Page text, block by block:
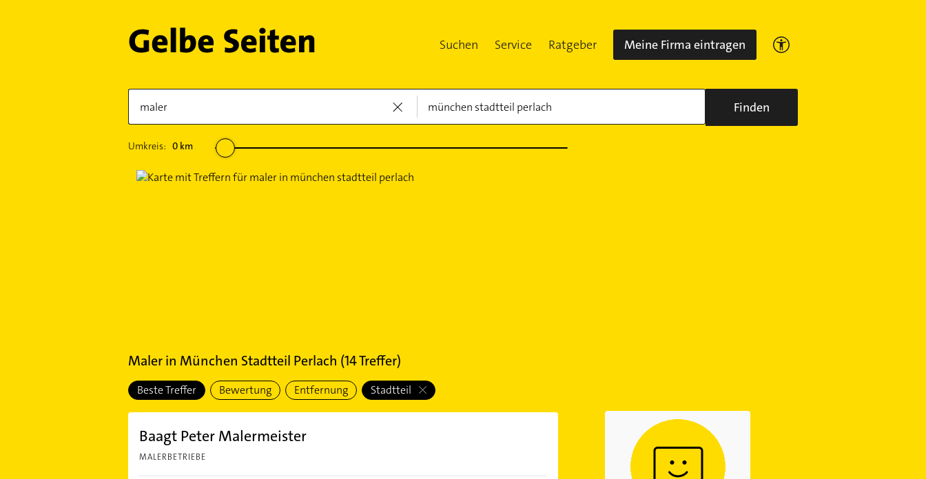
Suchen Service Ratgeber Meine Firma eintragen
Finden
Umkreis: 0km
Malerin München Stadtteil Perlach (14Treffer)
Beste Treffer Bewertung Entfernung Stadtteil
Baagt Peter Malermeister
MALERBETRIEBE